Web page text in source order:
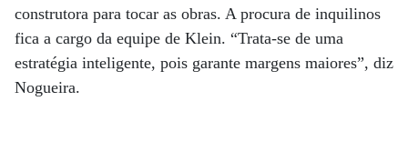
construtora para tocar as obras. A procura de inquilinos
fica a cargo da equipe de Klein. “Trata-se de uma
estratégia inteligente, pois garante margens maiores”, diz
Nogueira.